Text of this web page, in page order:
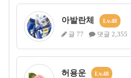
아발란체 Lv.48
글 77 댓글 2,355
허용운 Lv.48